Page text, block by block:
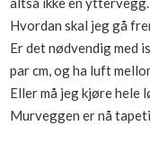
Få mer ut av
Hvordan skal jeg gå
Er det nødvendig med
par cm, og ha luft
Eller må jeg kjøre hele
Murveggen er nå